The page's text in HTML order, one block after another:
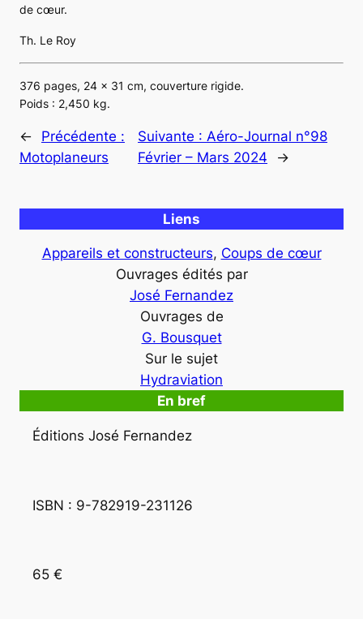
de cœur.
Th. Le Roy
376 pages, 24 x 31 cm, couverture rigide.
Poids : 2,450 kg.
←
Précédente :
Motoplaneurs
Suivante :Aéro-Journal n°98
Février – Mars 2024
→
Liens
Appareils et constructeurs, Coups de cœur
Ouvrages édités par
José Fernandez
Ouvrages de
G. Bousquet
Sur le sujet
Hydraviation
En bref
Éditions José Fernandez
ISBN : 9-782919-231126
65 €